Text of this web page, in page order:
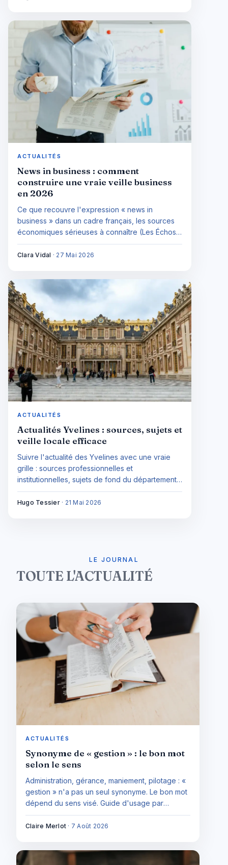
ACTUALITÉS
News in business : comment
construire une vraie veille business
en 2026
Ce que recouvre l'expression « news in
business » dans un cadre français, les sources
économiques sérieuses à connaître (Les Échos,
Reuters, INSEE, Bloomberg, Bpifrance Le Lab) et
une méthode de veille en trois cercles qui tient
Clara Vidal · 27 Mai 2026
ACTUALITÉS
Actualités Yvelines : sources, sujets et
veille locale efficace
Suivre l'actualité des Yvelines avec une vraie
grille : sources professionnelles et
institutionnelles, sujets de fond du département
(mobilité, logement, héritage JO 2024) et veille
selon votre profil (citoyen, entreprise,
Hugo Tessier · 21 Mai 2026
LE JOURNAL
TOUTE L'ACTUALITÉ
ACTUALITÉS
Synonyme de « gestion » : le bon mot
selon le sens
Administration, gérance, maniement, pilotage : «
gestion » n'a pas un seul synonyme. Le bon mot
dépend du sens visé. Guide d'usage par
contexte et registre, avec les faux synonymes à
éviter.
Claire Merlot · 7 Août 2026